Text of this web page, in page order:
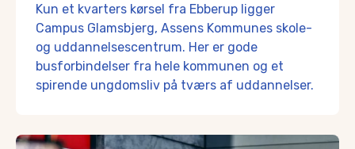
Kun et kvarters kørsel fra Ebberup ligger
Campus Glamsbjerg, Assens Kommunes skole-
og uddannelsescentrum. Her er gode
busforbindelser fra hele kommunen og et
spirende ungdomsliv på tværs af uddannelser.